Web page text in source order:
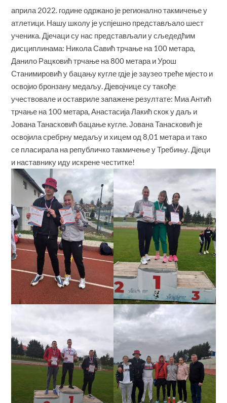
априла 2022. године одржано је регионално такмичење у
атлетици. Нашу школу је успјешно представљало шест
ученика. Дјечаци су нас представљали у сљедедћим
дисциплинама: Никола Савић трчање на 100 метара,
Данило Рацковић трчање на 800 метара и Урош
Станимировић у бацању кугле гдје је заузео треће мјесто и
освојио бронзану медаљу. Дјевојчице су такође
учествовале и оставриле запажене резултате: Миа Антић
трчање на 100 метара, Анастасија Лакић скок у даљ и
Јована Танасковић бацање кугле. Јована Танасковић је
освојила сребрну медаљу и хицем од 8,01 метара и тако
се пласирала на републичко такмичење у Требињу. Дјеци
и наставнику иду искрене честитке!